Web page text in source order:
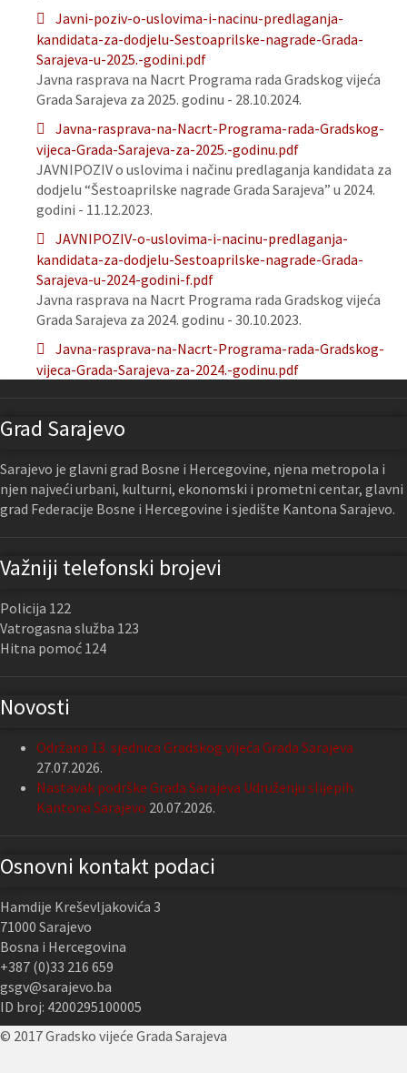
Javni-poziv-o-uslovima-i-nacinu-predlaganja-
kandidata-za-dodjelu-Sestoaprilske-nagrade-Grada-
Sarajeva-u-2025.-godini.pdf
Javna rasprava na Nacrt Programa rada Gradskog vijeća
Grada Sarajeva za 2025. godinu - 28.10.2024.
Javna-rasprava-na-Nacrt-Programa-rada-Gradskog-
vijeca-Grada-Sarajeva-za-2025.-godinu.pdf
JAVNIPOZIV o uslovima i načinu predlaganja kandidata za
dodjelu “Šestoaprilske nagrade Grada Sarajeva” u 2024.
godini - 11.12.2023.
JAVNIPOZIV-o-uslovima-i-nacinu-predlaganja-
kandidata-za-dodjelu-Sestoaprilske-nagrade-Grada-
Sarajeva-u-2024-godini-f.pdf
Javna rasprava na Nacrt Programa rada Gradskog vijeća
Grada Sarajeva za 2024. godinu - 30.10.2023.
Javna-rasprava-na-Nacrt-Programa-rada-Gradskog-
vijeca-Grada-Sarajeva-za-2024.-godinu.pdf
Grad Sarajevo
Sarajevo je glavni grad Bosne i Hercegovine, njena metropola i
njen najveći urbani, kulturni, ekonomski i prometni centar, glavni
grad Federacije Bosne i Hercegovine i sjedište Kantona Sarajevo.
Važniji telefonski brojevi
Policija 122
Vatrogasna služba 123
Hitna pomoć 124
Novosti
Održana 13. sjednica Gradskog vijeća Grada Sarajeva
27.07.2026.
Nastavak podrške Grada Sarajeva Udruženju slijepih
Kantona Sarajevo 20.07.2026.
Osnovni kontakt podaci
Hamdije Kreševljakovića 3
71000 Sarajevo
Bosna i Hercegovina
+387 (0)33 216 659
gsgv@sarajevo.ba
ID broj: 4200295100005
© 2017 Gradsko vijeće Grada Sarajeva